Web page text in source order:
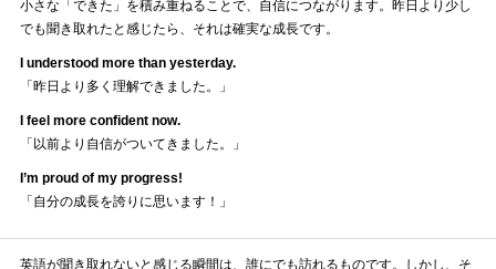
小さな「できた」を積み重ねることで、自信につながります。昨日より少し
でも聞き取れたと感じたら、それは確実な成長です。
I understood more than yesterday.
「昨日より多く理解できました。」
I feel more confident now.
「以前より自信がついてきました。」
I’m proud of my progress!
「自分の成長を誇りに思います！」
英語が聞き取れないと感じる瞬間は、誰にでも訪れるものです。しかし、そ